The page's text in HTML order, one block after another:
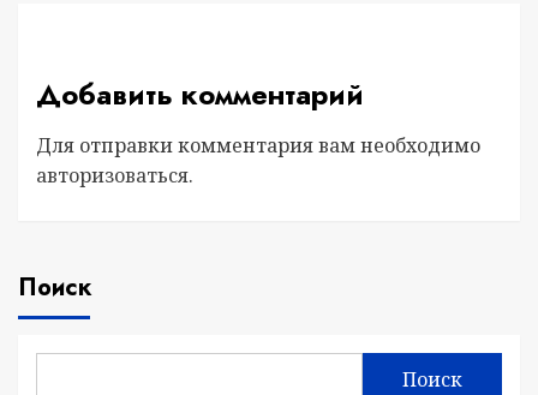
Добавить комментарий
Для отправки комментария вам необходимо
авторизоваться.
Поиск
Поиск